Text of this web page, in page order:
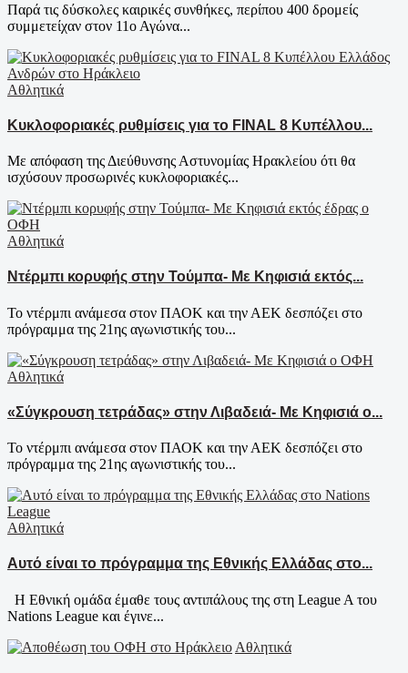
Παρά τις δύσκολες καιρικές συνθήκες, περίπου 400 δρομείς
συμμετείχαν στον 11ο Αγώνα...
Αθλητικά
Κυκλοφοριακές ρυθμίσεις για το FINAL 8 Κυπέλλου...
Με απόφαση της Διεύθυνσης Αστυνομίας Ηρακλείου ότι θα
ισχύσουν προσωρινές κυκλοφοριακές...
Αθλητικά
Ντέρμπι κορυφής στην Τούμπα- Με Κηφισιά εκτός...
Το ντέρμπι ανάμεσα στον ΠΑΟΚ και την ΑΕΚ δεσπόζει στο
πρόγραμμα της 21ης αγωνιστικής του...
Αθλητικά
«Σύγκρουση τετράδας» στην Λιβαδειά- Με Κηφισιά ο...
Το ντέρμπι ανάμεσα στον ΠΑΟΚ και την ΑΕΚ δεσπόζει στο
πρόγραμμα της 21ης αγωνιστικής του...
Αθλητικά
Αυτό είναι το πρόγραμμα της Εθνικής Ελλάδας στο...
Η Εθνική ομάδα έμαθε τους αντιπάλους της στη League A του
Nations League και έγινε...
Αθλητικά